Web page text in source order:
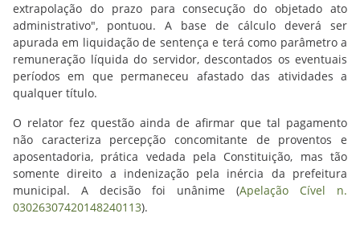
extrapolação do prazo para consecução do objetado ato
administrativo", pontuou. A base de cálculo deverá ser
apurada em liquidação de sentença e terá como parâmetro a
remuneração líquida do servidor, descontados os eventuais
períodos em que permaneceu afastado das atividades a
qualquer título.
O relator fez questão ainda de afirmar que tal pagamento
não caracteriza percepção concomitante de proventos e
aposentadoria, prática vedada pela Constituição, mas tão
somente direito a indenização pela inércia da prefeitura
municipal. A decisão foi unânime (Apelação Cível n.
03026307420148240113).